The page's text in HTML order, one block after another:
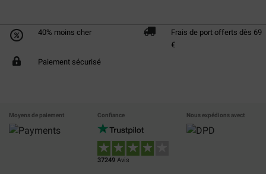
40% moins cher
Frais de port offerts dès 69
€
Paiement sécurisé
Moyens de paiement Confiance
37249 Avis
Nous expédions avect